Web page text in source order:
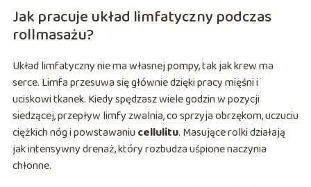
Jak pracuje układ limfatyczny podczas
rollmasażu?
Układ limfatyczny nie ma własnej pompy, tak jak krew ma
serce. Limfa przesuwa się głównie dzięki pracy mięśni i
uciskowi tkanek. Kiedy spędzasz wiele godzin w pozycji
siedzącej, przepływ limfy zwalnia, co sprzyja obrzękom, uczuciu
ciężkich nóg i powstawaniucellulitu. Masujące rolki działają
jak intensywny drenaż, który rozbudza uśpione naczynia
chłonne.